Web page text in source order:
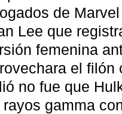
de
Lee que
femenina
el filón
no fue que
rayos gamma